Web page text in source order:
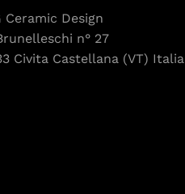
Ceramic Design
n° 27
Civita Castellana (VT) Italia